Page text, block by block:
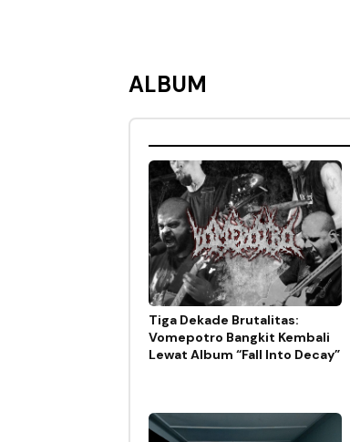
ALBUM
Tiga Dekade Brutalitas:
Vomepotro Bangkit Kembali
Lewat Album “Fall Into Decay”